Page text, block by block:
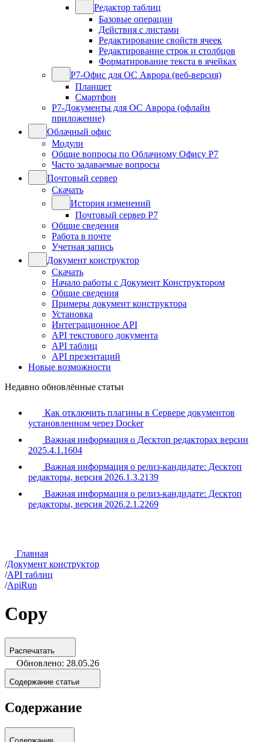
Редактор таблиц
Базовые операции
Действия с листами
Редактирование свойств ячеек
Редактирование строк и столбцов
Форматирование текста в ячейках
Р7-Офис для ОС Аврора (веб-версия)
Планшет
Смартфон
Р7-Документы для ОС Аврора (офлайн
приложение)
Облачный офис
Модули
Общие вопросы по Облачному Офису Р7
Часто задаваемые вопросы
Почтовый сервер
Скачать
История изменений
Почтовый сервер Р7
Общие сведения
Работа в почте
Учетная запись
Документ конструктор
Скачать
Начало работы с Документ Конструктором
Общие сведения
Примеры документ конструктора
Установка
Интеграционное API
API текстового документа
API таблиц
API презентаций
Новые возможности
Недавно обновлённые статьи
Как отключить плагины в Сервере документов
установленном через Docker
Важная информация о Десктоп редакторах версии
2025.4.1.1604
Важная информация о релиз-кандидате: Десктоп
редакторы, версия 2026.1.3.2139
Важная информация о релиз-кандидате: Десктоп
редакторы, версия 2026.2.1.2269
Главная
/Документ конструктор
/API таблиц
/ApiRun
Copy
Распечатать
Обновлено: 28.05.26
Содержание статьи
Содержание